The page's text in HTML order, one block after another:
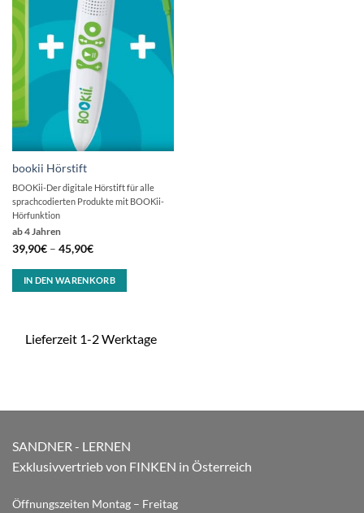
bookii Hörstift
ab 4 Jahren
39,90€– 45,90€
BOOKii-Der digitale Hörstift für alle
sprachcodierten Produkte mit BOOKii-
Hörfunktion
IN DEN WARENKORB
Lieferzeit 1-2 Werktage
SANDNER - LERNEN
Exklusivvertrieb von FINKEN in Österreich
Öffnungszeiten Montag – Freitag